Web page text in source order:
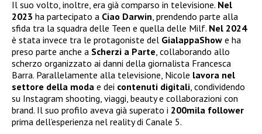
Il suo volto, inoltre, era già comparso in televisione. Nel
2023 ha partecipato a Ciao Darwin, prendendo parte alla
sfida tra la squadra delle Teen e quella delle Milf. Nel 2024
è stata invece tra le protagoniste del GialappaShow e ha
preso parte anche a Scherzi a Parte, collaborando allo
scherzo organizzato ai danni della giornalista Francesca
Barra. Parallelamente alla televisione, Nicole lavora nel
settore della moda e dei contenuti digitali, condividendo
su Instagram shooting, viaggi, beauty e collaborazioni con
brand. Il suo profilo aveva già superato i 200mila follower
prima dell’esperienza nel reality di Canale 5.